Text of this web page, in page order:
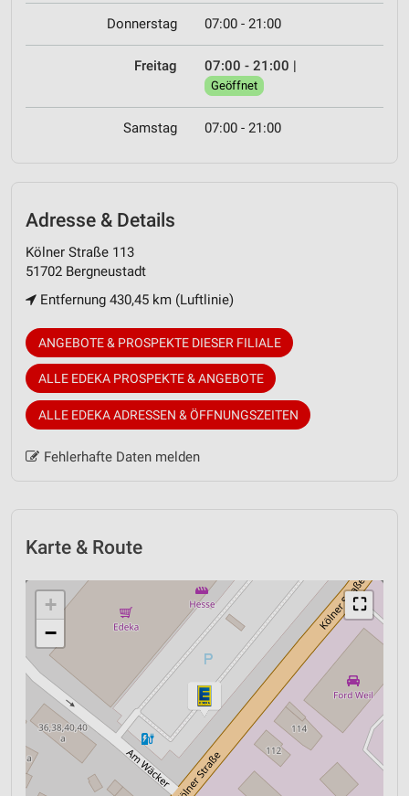
Donnerstag 07:00 - 21:00
Freitag 07:00 - 21:00 |
Geöffnet
Samstag 07:00 - 21:00
Adresse & Details
Kölner Straße 113
51702 Bergneustadt
Entfernung 430,45 km (Luftlinie)
ANGEBOTE & PROSPEKTE DIESER FILIALE
ALLE EDEKA PROSPEKTE & ANGEBOTE
ALLE EDEKA ADRESSEN & ÖFFNUNGSZEITEN
Fehlerhafte Daten melden
Karte & Route
⛶
+
−